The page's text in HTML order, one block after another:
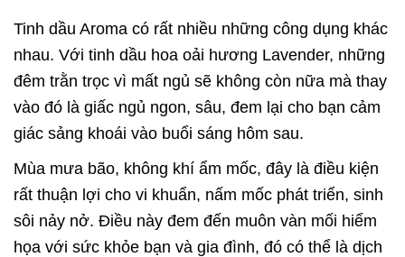
Tinh dầu Aroma có rất nhiều những công dụng khác
nhau. Với tinh dầu hoa oải hương Lavender, những
đêm trằn trọc vì mất ngủ sẽ không còn nữa mà thay
vào đó là giấc ngủ ngon, sâu, đem lại cho bạn cảm
giác sảng khoái vào buổi sáng hôm sau.
Mùa mưa bão, không khí ẩm mốc, đây là điều kiện
rất thuận lợi cho vi khuẩn, nấm mốc phát triển, sinh
sôi nảy nở. Điều này đem đến muôn vàn mối hiểm
họa với sức khỏe bạn và gia đình, đó có thể là dịch